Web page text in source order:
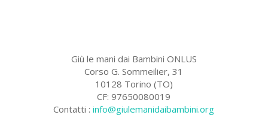
Giù le mani dai Bambini ONLUS
Corso G. Sommeilier, 31
10128 Torino (TO)
CF: 97650080019
Contatti :info@giulemanidaibambini.org